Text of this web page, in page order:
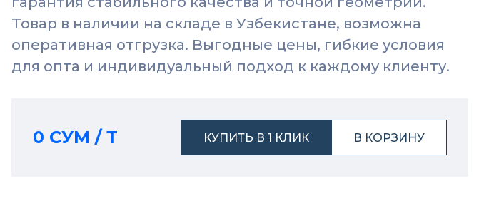
Товар в наличии на складе в Узбекистане, возможна
оперативная отгрузка. Выгодные цены, гибкие условия
для опта и индивидуальный подход к каждому клиенту.
0 СУМ / Т КУПИТЬ В 1 КЛИК В КОРЗИНУ